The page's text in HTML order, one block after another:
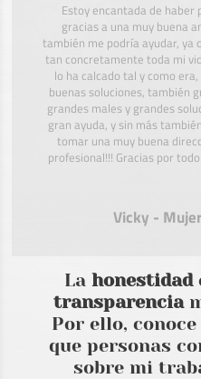
Estoy encantada de
gracias a una muy buena
también me podría ayudar, ya
tan concretamente toda mi
lo ha calcado tal y como
buenas soluciones, también
grandes males y grandes
gran ayuda, y sin más
tomar una muy buena
profesional!!! Gracias por
Vicky -
La honestidad
transparencia
Por ello,
que personas
sobre mi